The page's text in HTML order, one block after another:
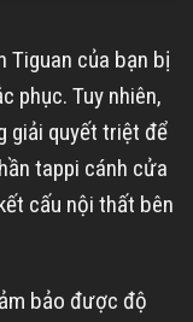
Tiguan của bạn bị
phục. Tuy nhiên,
giải quyết triệt để
tappi cánh cửa
cấu nội thất bên
bảo được độ